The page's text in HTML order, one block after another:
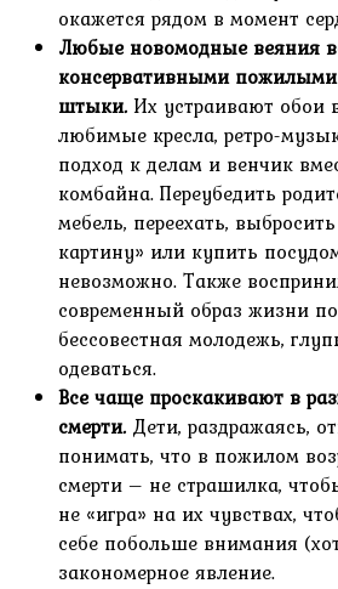
окажется рядом в момент
Любые новомодные веяния
консервативными
штыки. Их устраивают обои
любимые кресла, ретро-
подход к делам и венчик
комбайна. Переубедить
мебель, переехать,
картину» или купить
невозможно. Также
современный образ жизни
бессовестная молодежь,
одеваться.
Все чаще проскакивают в
смерти. Дети, раздражаясь,
понимать, что в пожилом
смерти – не страшилка,
не «игра» на их чувствах,
себе побольше внимания
закономерное явление.